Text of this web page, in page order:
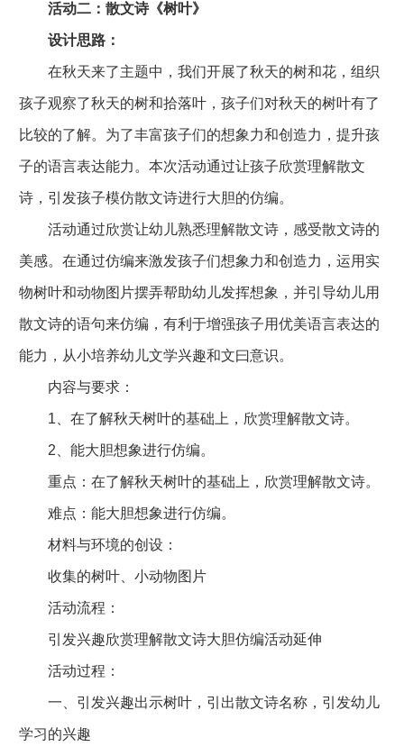
活动二：散文诗《树叶》
设计思路：
在秋天来了主题中，我们开展了秋天的树和花，组织
孩子观察了秋天的树和拾落叶，孩子们对秋天的树叶有了
比较的了解。为了丰富孩子们的想象力和创造力，提升孩
子的语言表达能力。本次活动通过让孩子欣赏理解散文
诗，引发孩子模仿散文诗进行大胆的仿编。
活动通过欣赏让幼儿熟悉理解散文诗，感受散文诗的
美感。在通过仿编来激发孩子们想象力和创造力，运用实
物树叶和动物图片摆弄帮助幼儿发挥想象，并引导幼儿用
散文诗的语句来仿编，有利于增强孩子用优美语言表达的
能力，从小培养幼儿文学兴趣和文曰意识。
内容与要求：
1、在了解秋天树叶的基础上，欣赏理解散文诗。
2、能大胆想象进行仿编。
重点：在了解秋天树叶的基础上，欣赏理解散文诗。
难点：能大胆想象进行仿编。
材料与环境的创设：
收集的树叶、小动物图片
活动流程：
引发兴趣欣赏理解散文诗大胆仿编活动延伸
活动过程：
一、引发兴趣出示树叶，引出散文诗名称，引发幼儿
学习的兴趣